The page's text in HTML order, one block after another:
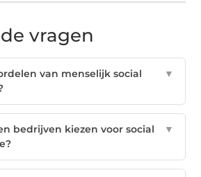
vragen
van menselijk social
▼
bedrijven kiezen voor social
▼